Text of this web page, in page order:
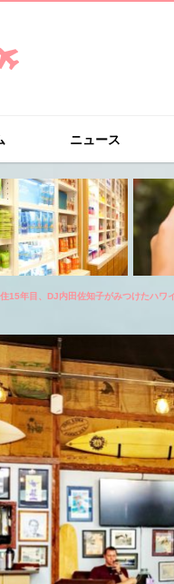
ニュース
15年目、DJ内田佐知子がみつけたハワ